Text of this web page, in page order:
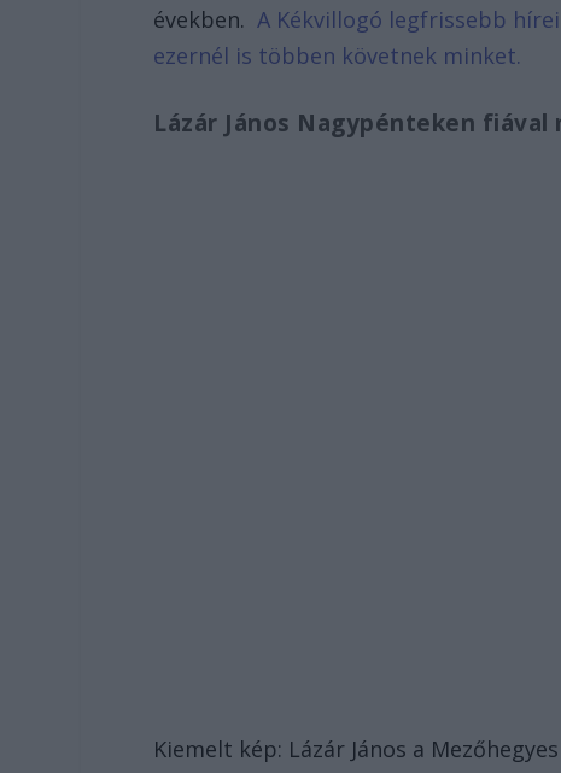
években.A Kékvillogó legfrissebb
ezernél is többen követnek minket.
Lázár János Nagypénteken
Kiemelt kép: Lázár János a